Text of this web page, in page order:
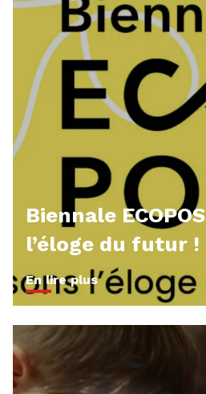
Biennale
l’éloge du futur !
En lire plus